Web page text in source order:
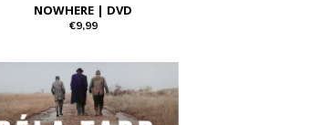
NOWHERE | DVD
€9,99